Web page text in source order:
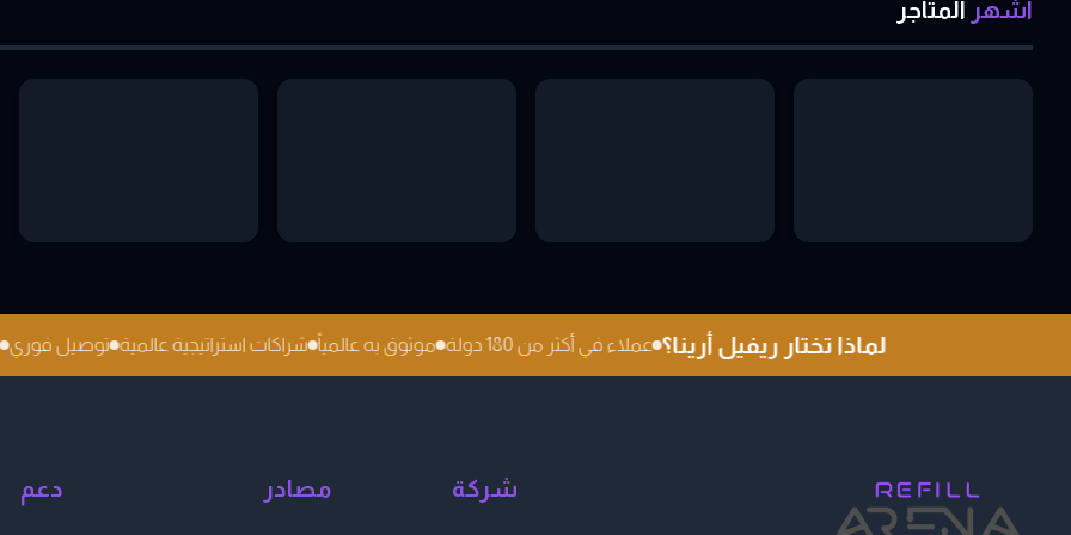
اشهر المتاجر
لماذا تختار ريفيل أرينا؟ عملاء في أكثر من 180 دولة موثوق به عالمياً شراكات استراتيجية عالمية توصيل
شركة مصادر دعم